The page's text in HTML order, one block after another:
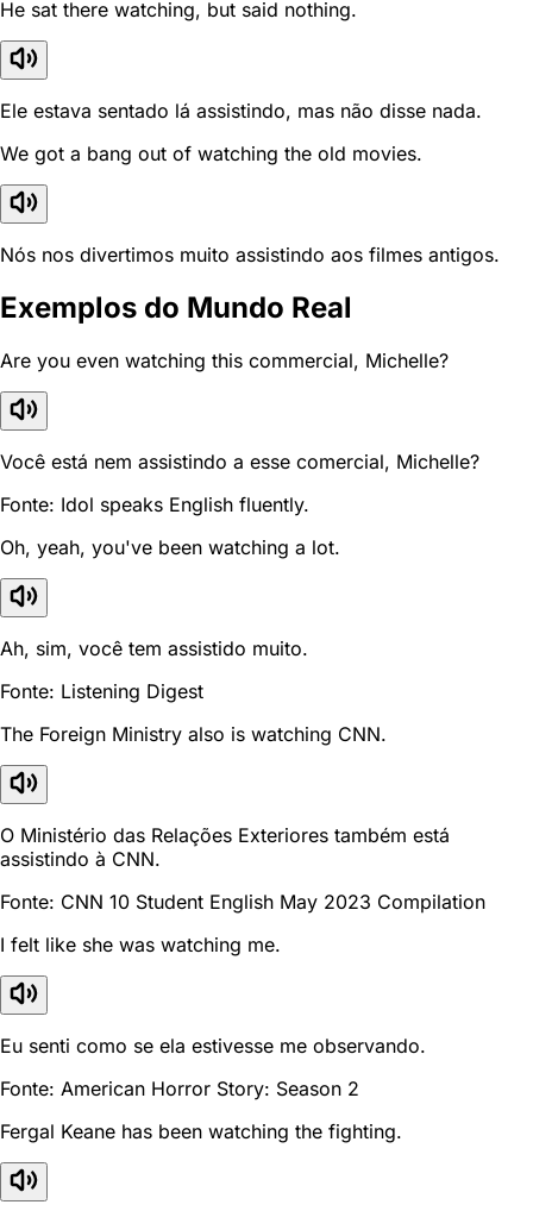
He sat there watching, but said nothing.
Ele estava sentado lá assistindo, mas não disse nada.
We got a bang out of watching the old movies.
Nós nos divertimos muito assistindo aos filmes antigos.
Exemplos do Mundo Real
Are you even watching this commercial, Michelle?
Você está nem assistindo a esse comercial, Michelle?
Fonte: Idol speaks English fluently.
Oh, yeah, you've been watching a lot.
Ah, sim, você tem assistido muito.
Fonte: Listening Digest
The Foreign Ministry also is watching CNN.
O Ministério das Relações Exteriores também está
assistindo à CNN.
Fonte: CNN 10 Student English May 2023 Compilation
I felt like she was watching me.
Eu senti como se ela estivesse me observando.
Fonte: American Horror Story: Season 2
Fergal Keane has been watching the fighting.